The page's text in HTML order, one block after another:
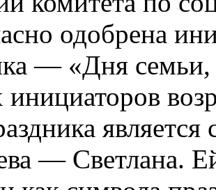
одобрена
— «Дня
инициаторов
— Светлана.